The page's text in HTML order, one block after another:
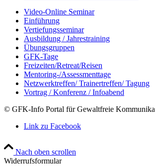
Video-Online Seminar
Einführung
Vertiefungsseminar
Ausbildung / Jahrestraining
Übungsgruppen
GFK-Tage
Freizeiten/Retreat/Reisen
Mentoring-/Assessmenttage
Netzwerktreffen/ Trainertreffen/ Tagung
Vortrag / Konferenz / Infoabend
© GFK-Info Portal für Gewaltfreie
Link zu Facebook
Nach oben scrollen
Widerrufsformular